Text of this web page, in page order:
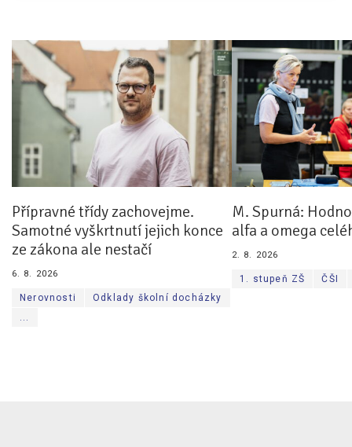
Přípravné třídy zachovejme.
Samotné vyškrtnutí jejich konce
ze zákona ale nestačí
6. 8. 2026
Nerovnosti
Odklady školní docházky
...
M. Spurná:
alfa a omega
2. 8. 2026
1. stupeň ZŠ ČŠI